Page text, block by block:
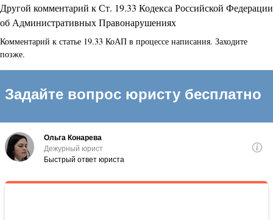
Другой комментарий к Ст. 19.33 Кодекса Российской Федерации
об Административных Правонарушениях
Комментарий к статье 19.33 КоАП в процессе написания. Заходите
позже.